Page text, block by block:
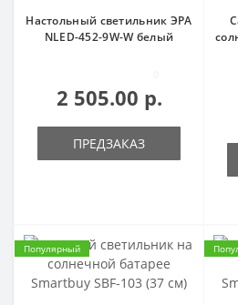
Настольный светильник ЭРА
NLED-452-9W-W белый
2 505.00 р.
ПРЕДЗАКАЗ
Популярный